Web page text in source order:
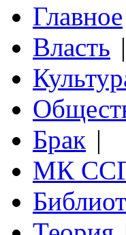
Главное
Власть |
Брак |
МК